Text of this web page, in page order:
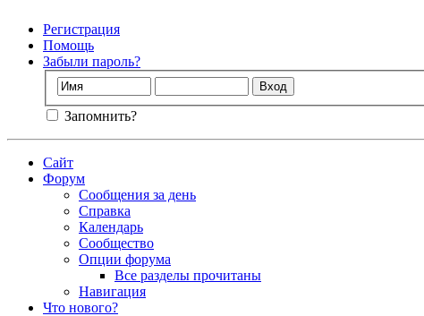
Регистрация
Помощь
Забыли пароль?
Запомнить?
Сайт
Форум
Сообщения за день
Справка
Календарь
Сообщество
Опции форума
Все разделы прочитаны
Навигация
Что нового?